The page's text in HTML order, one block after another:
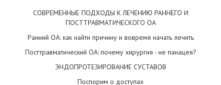
СОВРЕМЕННЫЕ ПОДХОДЫ К ЛЕЧЕНИЮ РАННЕГО И
ПОСТТРАВМАТИЧЕСКОГО ОА
Ранний ОА: как найти причину и вовремя начать лечить
Посттравматический ОА: почему хирургия - не панацея?
ЭНДОПРОТЕЗИРОВАНИЕ СУСТАВОВ
Поспорим о доступах